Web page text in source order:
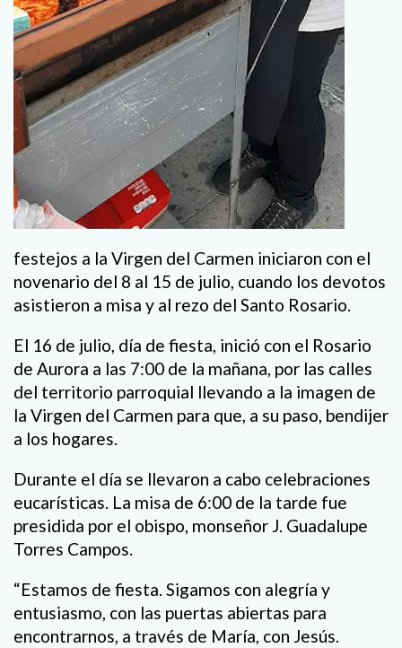
festejos a la Virgen del Carmen iniciaron con el
novenario del 8 al 15 de julio, cuando los devotos
asistieron a misa y al rezo del Santo Rosario.
El 16 de julio, día de fiesta, inició con el Rosario
de Aurora a las 7:00 de la mañana, por las calles
del territorio parroquial llevando a la imagen de
la Virgen del Carmen para que, a su paso, bendijer
a los hogares.
Durante el día se llevaron a cabo celebraciones
eucarísticas. La misa de 6:00 de la tarde fue
presidida por el obispo, monseñor J. Guadalupe
Torres Campos.
“Estamos de fiesta. Sigamos con alegría y
entusiasmo, con las puertas abiertas para
encontrarnos, a través de María, con Jesús.